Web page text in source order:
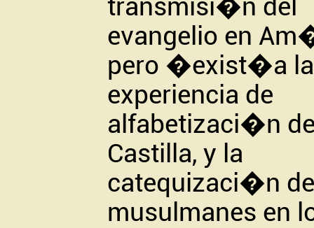
transmisi�n del
evangelio en
pero �exist�a la
experiencia de
alfabetizaci�n
Castilla, y la
catequizaci�n
musulmanes en